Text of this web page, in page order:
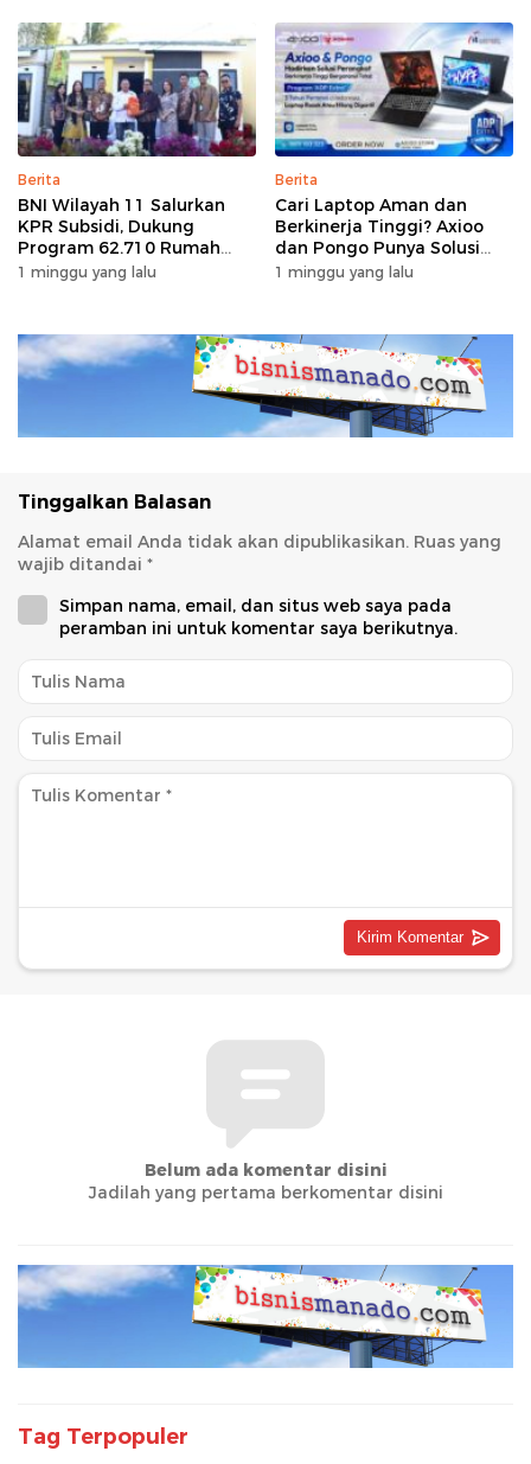
Berita
BNI Wilayah 11 Salurkan
KPR Subsidi, Dukung
Program 62.710 Rumah
Bersubsidi
1 minggu yang lalu
Berita
Cari Laptop Aman dan
Berkinerja Tinggi? Axioo
dan Pongo Punya Solusi
dengan Garansi Ekstra
1 minggu yang lalu
Tinggalkan Balasan
Alamat email Anda tidak akan dipublikasikan. Ruas yang
wajib ditandai *
Simpan nama, email, dan situs web saya pada
peramban ini untuk komentar saya berikutnya.
Belum ada komentar disini
Jadilah yang pertama berkomentar disini
Tag Terpopuler